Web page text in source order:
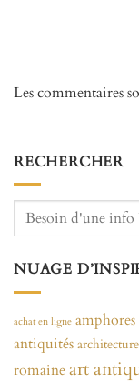
Les commentaires
RECHERCHER
NUAGE
achat en ligne amphores
antiquités
romaineart